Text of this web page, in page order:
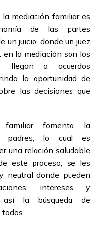
mediación familiar es
de las partes
un juicio, donde un juez
en la mediación son los
llegan a acuerdos
la oportunidad de
las decisiones que
familiar fomenta la
padres, lo cual es
una relación saludable
este proceso, se les
neutral donde pueden
intereses y
así la búsqueda de